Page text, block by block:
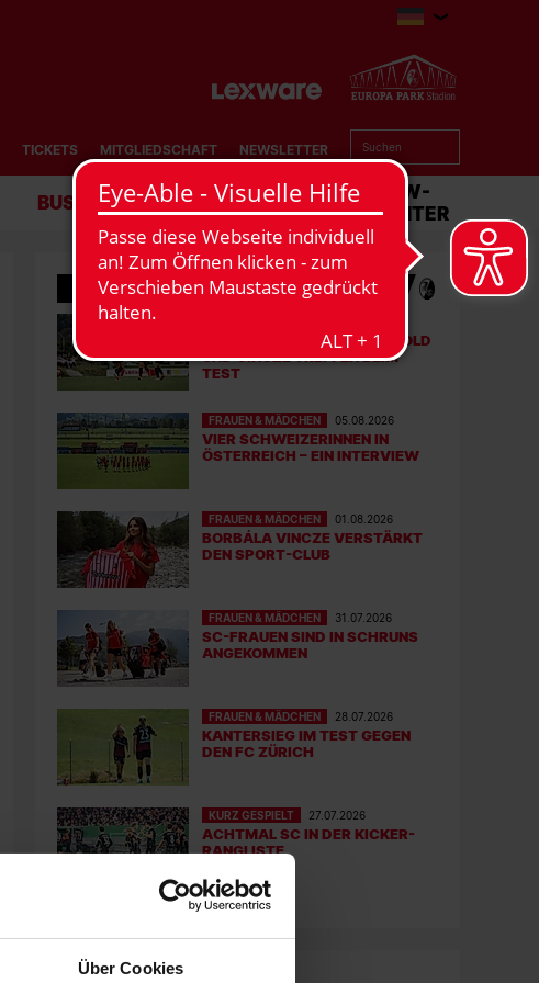
Über Cookies
TICKETS MITGLIEDSCHAFT NEWSLETTER
BUSINESS STADION MATCHCENTER
MEHR NEWS
DOPPELTE PREMIERE: BRUNOLD
UND VINCZE TREFFEN BEIM
TEST
FRAUEN & MÄDCHEN 05.08.2026
VIER SCHWEIZERINNEN IN
ÖSTERREICH – EIN INTERVIEW
FRAUEN & MÄDCHEN 01.08.2026
BORBÁLA VINCZE VERSTÄRKT
DEN SPORT-CLUB
FRAUEN & MÄDCHEN 31.07.2026
SC-FRAUEN SIND IN SCHRUNS
ANGEKOMMEN
FRAUEN & MÄDCHEN 28.07.2026
KANTERSIEG IM TEST GEGEN
DEN FC ZÜRICH
KURZ GESPIELT 27.07.2026
ACHTMAL SC IN DER KICKER-
RANGLISTE